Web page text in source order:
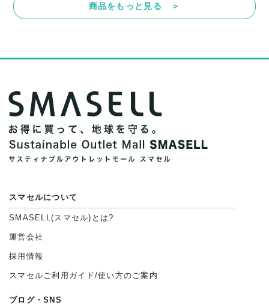
商品をもっと見る ＞
スマセルについて
SMASELL(スマセル)とは?
運営会社
採用情報
スマセルご利用ガイド/使い方のご案内
ブログ・SNS